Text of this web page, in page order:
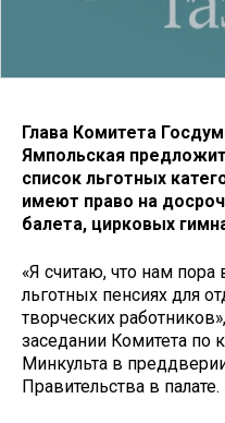
Глава Комитета
Ямпольская
список льготных
имеют право на
балета, цирковых
«Я считаю, что нам пора
льготных пенсиях для
творческих
заседании Комитета по
Минкульта в
Правительства в палате.